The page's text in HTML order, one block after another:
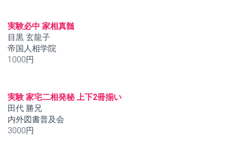
実験必中 家相真髄
目黒 玄龍子
帝国人相学院
1000円
実験 家宅二相発秘 上下2冊揃い
田代 勝兄
内外図書普及会
3000円